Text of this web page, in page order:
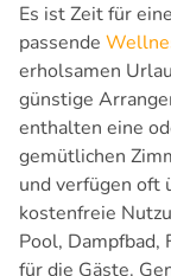
Es ist Zeit für
passende
erholsamen
günstige
enthalten eine
gemütlichen
und verfügen oft
kostenfreie
Pool, Dampfbad,
für die Gäste.